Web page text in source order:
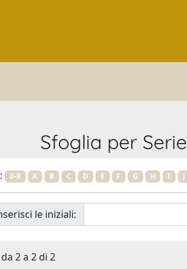
Sfoglia per Serie
0-9 A B C D E F G H I J
le iniziali:
2 a 2 di 2